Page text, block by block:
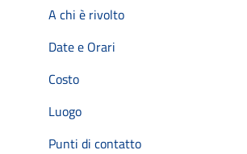
A chi è rivolto
Date e Orari
Costo
Luogo
Punti di contatto